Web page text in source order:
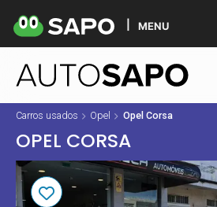
MENU
Carros usados Opel Opel Corsa
OPEL CORSA